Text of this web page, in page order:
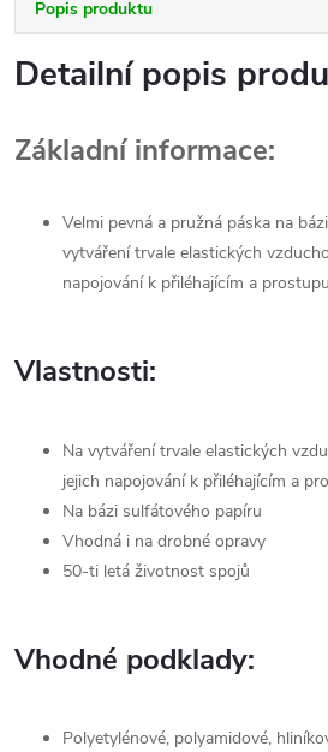
Popis produktu
Detailní popis
Základní informace:
Velmi pevná a pružná páska na
vytváření trvale elastických
napojování k přiléhajícím a
Vlastnosti:
Na vytváření trvale elastických
jejich napojování k přiléhajícím a
Na bázi sulfátového papíru
Vhodná i na drobné opravy
50-ti letá životnost spojů
Vhodné podklady:
Polyetylénové, polyamidové,